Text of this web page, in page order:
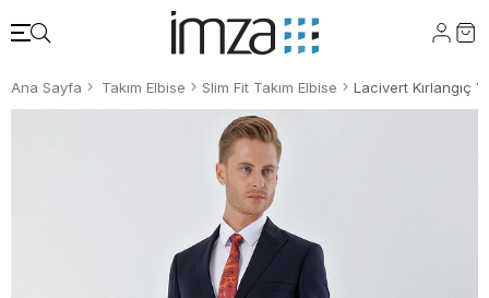
Ana Sayfa Takım Elbise Slim Fit Takım Elbise